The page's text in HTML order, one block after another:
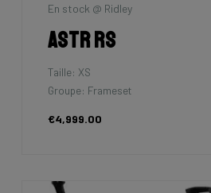
En stock @ Ridley
Astr RS
Taille: XS
Groupe: Frameset
€4,999.00